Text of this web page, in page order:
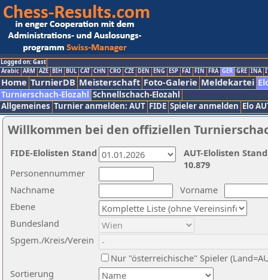
Logged on: Gast
Arabic ARM AZE BIH BUL CAT CHN CRO CZE DEN ENG ESP FAI FIN FRA GER GRE INA
Home TurnierDB Meisterschaft Foto-Galerie Meldekartei
Turnierschach-Elozahl Schnellschach-Elozahl
Allgemeines Turnier anmelden: AUT FIDE Spieler anmelden Elo
Willkommen bei den offiziellen
Nachname
Vorname
Ebene
Sortierung
Personennummer
Bundesland
Spgem./Kreis/Verein
Nur "österreichische" Spieler
AUT-Elolisten
10.879
FIDE-Elolisten Stand